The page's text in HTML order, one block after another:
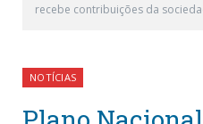
recebe contribuições da
NOTÍCIAS